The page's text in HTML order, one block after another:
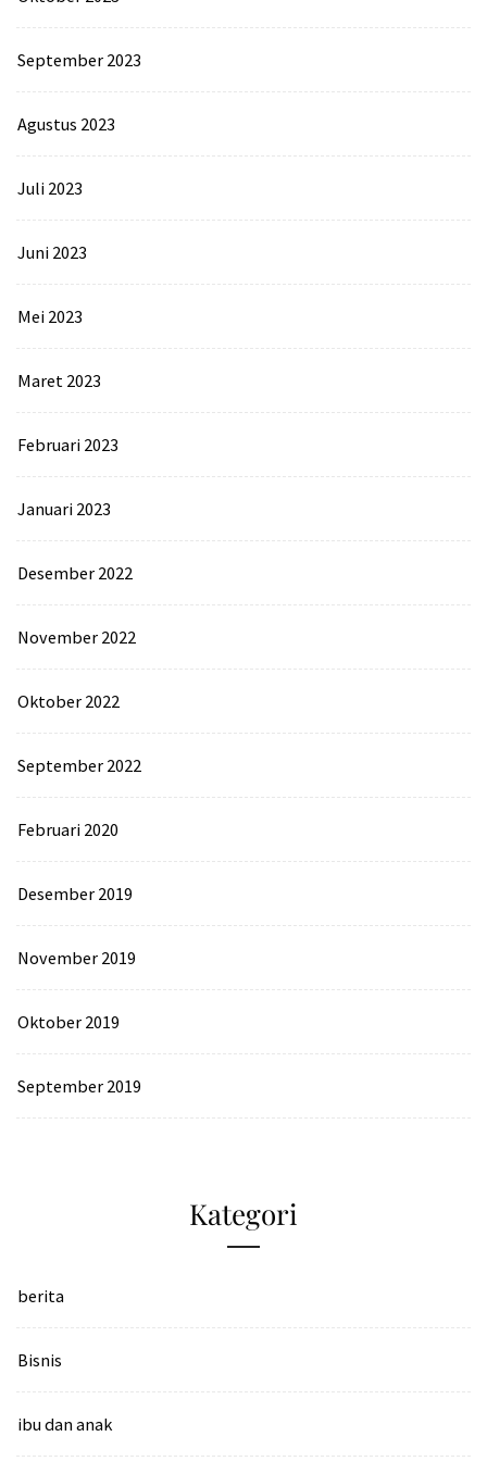
September 2023
Agustus 2023
Juli 2023
Juni 2023
Mei 2023
Maret 2023
Februari 2023
Januari 2023
Desember 2022
November 2022
Oktober 2022
September 2022
Februari 2020
Desember 2019
November 2019
Oktober 2019
September 2019
Kategori
berita
Bisnis
ibu dan anak